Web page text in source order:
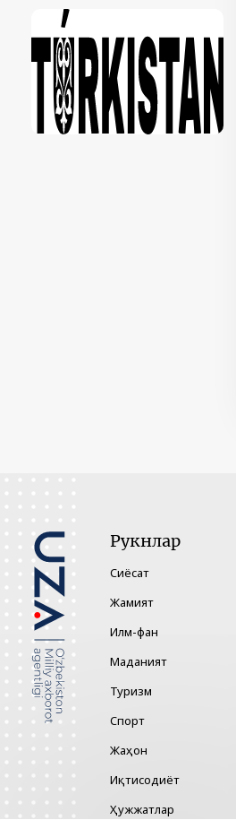
Рукнлар
Сиёсат
Жамият
Илм-фан
Маданият
Туризм
Спорт
Жаҳон
Иқтисодиёт
Ҳужжатлар